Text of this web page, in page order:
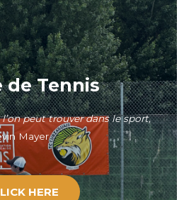
de Tennis
peut trouver dans le sport,
Mayer
HERE